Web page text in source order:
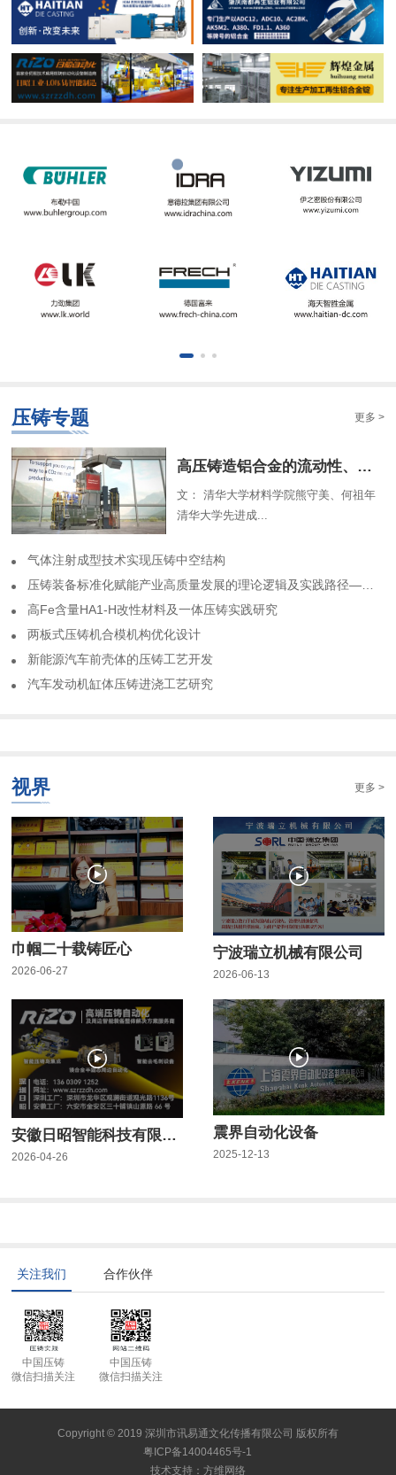
压铸专题 更多 >
​高压铸造铝合金的流动性、组织特征及解析模型（一）
文： 清华大学材料学院熊守美、何祖年
清华大学先进成...
气体注射成型技术实现压铸中空结构
​压铸装备标准化赋能产业高质量发展的理论逻辑及实践路径——基于力劲集团标准化实践历程的回顾
高Fe含量HA1-H改性材料及一体压铸实践研究
两板式压铸机合模机构优化设计
​新能源汽车前壳体的压铸工艺开发
​汽车发动机缸体压铸进浇工艺研究
视界 更多 >
巾帼二十载铸匠心
2026-06-27
宁波瑞立机械有限公司
2026-06-13
安徽日昭智能科技有限公司
2026-04-26
震界自动化设备
2025-12-13
关注我们 合作伙伴
中国压铸
微信扫描关注
中国压铸
微信扫描关注
Copyright © 2019 深圳市讯易通文化传播有限公司 版权所有
粤ICP备14004465号-1
技术支持： 方维网络